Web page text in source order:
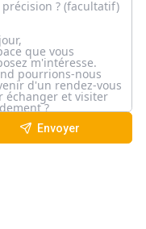
Envoyer